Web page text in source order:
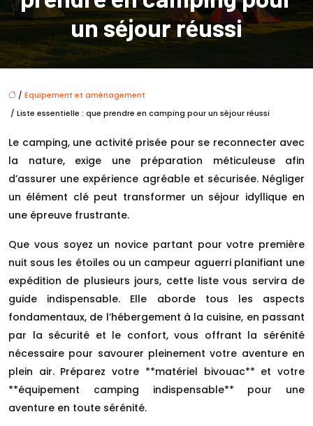
un séjour réussi
/ Équipement et aménagement
/ Liste essentielle : que prendre en camping pour un séjour réussi
Le camping, une activité prisée pour se reconnecter avec
la nature, exige une préparation méticuleuse afin
d’assurer une expérience agréable et sécurisée. Négliger
un élément clé peut transformer un séjour idyllique en
une épreuve frustrante.
Que vous soyez un novice partant pour votre première
nuit sous les étoiles ou un campeur aguerri planifiant une
expédition de plusieurs jours, cette liste vous servira de
guide indispensable. Elle aborde tous les aspects
fondamentaux, de l’hébergement à la cuisine, en passant
par la sécurité et le confort, vous offrant la sérénité
nécessaire pour savourer pleinement votre aventure en
plein air. Préparez votre **matériel bivouac** et votre
**équipement camping indispensable** pour une
aventure en toute sérénité.